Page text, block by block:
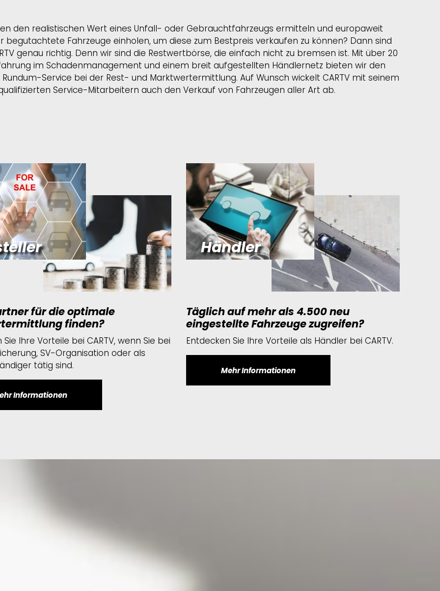
den realistischen Wert eines Unfall- oder Gebrauchtfahrzeugs ermitteln und europaweit
begutachtete Fahrzeuge einholen, um diese zum Bestpreis verkaufen zu können? Dann sind
genau richtig. Denn wir sind die Restwertbörse, die einfach nicht zu bremsen ist. Mit über 20
im Schadenmanagement und einem breit aufgestellten Händlernetz bieten wir den
Service bei der Rest- und Marktwertermittlung. Auf Wunsch wickelt CARTV mit seinem
Service-Mitarbeitern auch den Verkauf von Fahrzeugen aller Art ab.
für die optimale
finden?
Ihre Vorteile bei CARTV, wenn Sie bei
SV-Organisation oder als
tätig sind.
Informationen
Täglich auf mehr als 4.500 neu
eingestellte Fahrzeuge zugreifen?
Entdecken Sie Ihre Vorteile als Händler bei CARTV.
Mehr Informationen
Händler